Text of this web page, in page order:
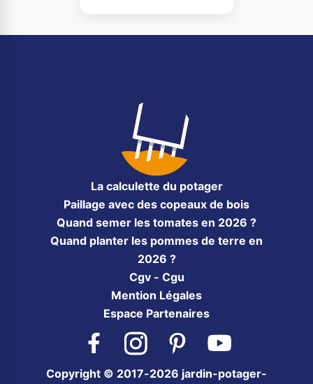
La calculette du potager
Paillage avec des copeaux de bois
Quand semer les tomates en 2026 ?
Quand planter les pommes de terre en
2026 ?
Cgv - Cgu
Mention Légales
Espace Partenaires
Facebook InstagramPinterest YouTube
Copyright © 2017-2026 jardin-potager-